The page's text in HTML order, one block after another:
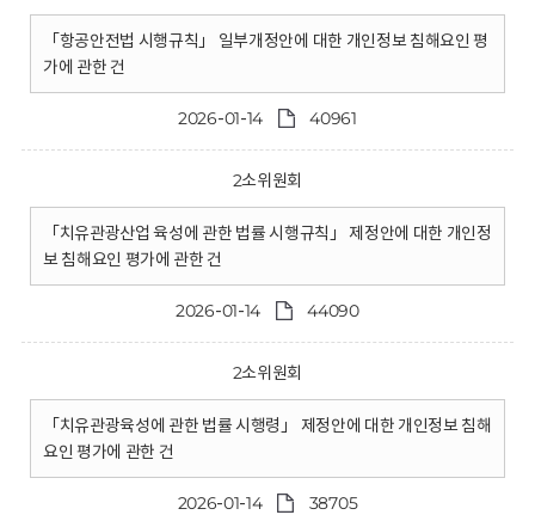
「항공안전법 시행규칙」 일부개정안에 대한 개인정보 침해요인 평
가에 관한 건
2026-01-14 40961
2소위원회
「치유관광산업 육성에 관한 법률 시행규칙」 제정안에 대한 개인정
보 침해요인 평가에 관한 건
2026-01-14 44090
2소위원회
「치유관광육성에 관한 법률 시행령」 제정안에 대한 개인정보 침해
요인 평가에 관한 건
2026-01-14 38705